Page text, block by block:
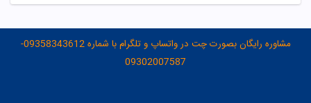
مشاوره رایگان بصورت چت در واتساپ و تلگرام با شماره 09358343612-
09302007587